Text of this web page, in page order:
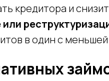
кредитора и
в один с меньшей